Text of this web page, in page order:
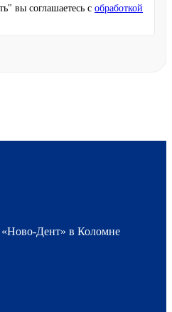
вы соглашаетесь с обработкой
«Ново-Дент» в Коломне